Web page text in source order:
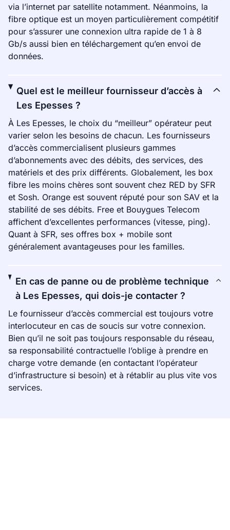
via l’internet par satellite notamment. Néanmoins, la
fibre optique est un moyen particulièrement compétitif
pour s’assurer une connexion ultra rapide de 1 à 8
Gb/s aussi bien en téléchargement qu’en envoi de
données.
Quel est le meilleur fournisseur d’accès à
Les Epesses ?
À Les Epesses, le choix du “meilleur” opérateur peut
varier selon les besoins de chacun. Les fournisseurs
d’accès commercialisent plusieurs gammes
d’abonnements avec des débits, des services, des
matériels et des prix différents. Globalement, les box
fibre les moins chères sont souvent chez RED by SFR
et Sosh. Orange est souvent réputé pour son SAV et la
stabilité de ses débits. Free et Bouygues Telecom
affichent d’excellentes performances (vitesse, ping).
Quant à SFR, ses offres box + mobile sont
généralement avantageuses pour les familles.
En cas de panne ou de problème technique
à Les Epesses, qui dois-je contacter ?
Le fournisseur d’accès commercial est toujours votre
interlocuteur en cas de soucis sur votre connexion.
Bien qu’il ne soit pas toujours responsable du réseau,
sa responsabilité contractuelle l’oblige à prendre en
charge votre demande (en contactant l’opérateur
d’infrastructure si besoin) et à rétablir au plus vite vos
services.